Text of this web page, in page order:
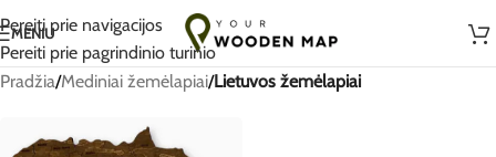
Pereiti prie navigacijos
Pereiti prie pagrindinio turinio
Rankų darbo su meile Lietuvoje
MENIU
Pradžia/Mediniai žemėlapiai/Lietuvos žemėlapiai